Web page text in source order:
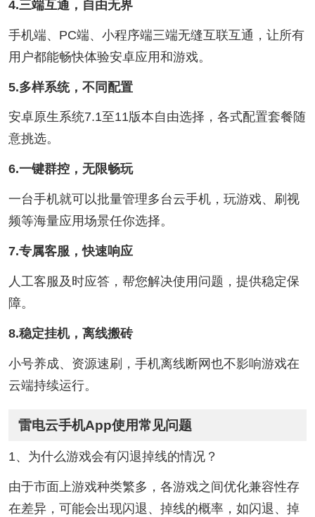
4.三端互通，自由无界
手机端、PC端、小程序端三端无缝互联互通，让所有
用户都能畅快体验安卓应用和游戏。
5.多样系统，不同配置
安卓原生系统7.1至11版本自由选择，各式配置套餐随
意挑选。
6.一键群控，无限畅玩
一台手机就可以批量管理多台云手机，玩游戏、刷视
频等海量应用场景任你选择。
7.专属客服，快速响应
人工客服及时应答，帮您解决使用问题，提供稳定保
障。
8.稳定挂机，离线搬砖
小号养成、资源速刷，手机离线断网也不影响游戏在
云端持续运行。
雷电云手机App使用常见问题
1、为什么游戏会有闪退掉线的情况？
由于市面上游戏种类繁多，各游戏之间优化兼容性存
在差异，可能会出现闪退、掉线的概率，如闪退、掉